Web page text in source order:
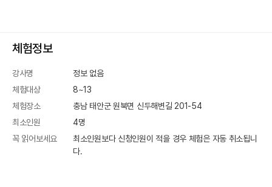
체험정보
강사명
정보 없음
체험대상
8~13
체험장소
충남 태안군 원북면 신두해변길 201-54
최소인원
4명
꼭 읽어보세요
최소인원보다 신청인원이 적을 경우 체험은 자동 취소됩니
다.